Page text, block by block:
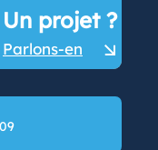
Un projet ?
Parlons-en